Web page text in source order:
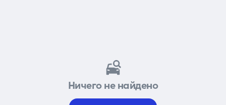
Ничего не найдено